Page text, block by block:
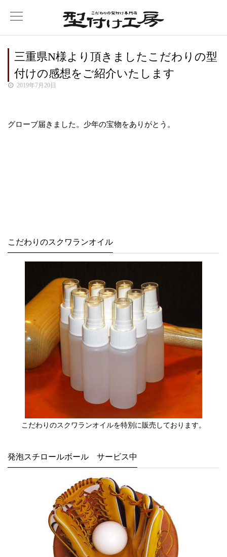
三重県N様より頂きましたこだわりの型
付けの感想をご紹介いたします
2019年7月20日
グローブ届きました。少年の宝物をありがとう。
こだわりのスクワランオイル
こだわりのスクワランオイルを特別に販売しております。
発泡スチロールボール サービス中